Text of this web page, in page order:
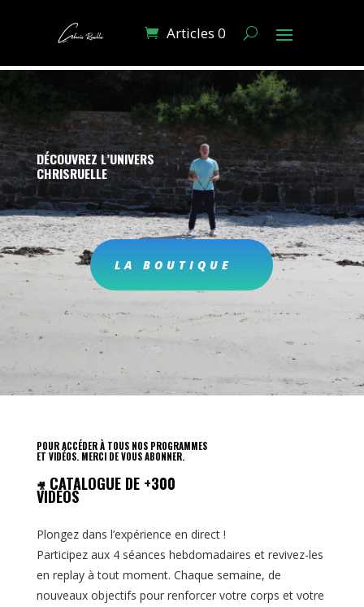
Articles 0
DÉCOUVREZ L’UNIVERS
CHRISRUELLE
LA BOUTIQUE
POUR ACCÉDER À TOUS NOS PROGRAMMES
ET VIDÉOS. MERCI DE VOUS ABONNER.
🎥CATALOGUE DE +300
VIDÉOS
Plongez dans l’expérience en direct !
Participez aux 4 séances hebdomadaires et revivez-les
en replay à tout moment. Chaque semaine, de
nouveaux objectifs pour renforcer votre corps et votre